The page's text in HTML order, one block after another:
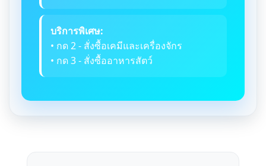
บริการพิเศษ:
• กด 2 - สั่งซื้อเคมีและเครื่องจักร
• กด 3 - สั่งซื้ออาหารสัตว์